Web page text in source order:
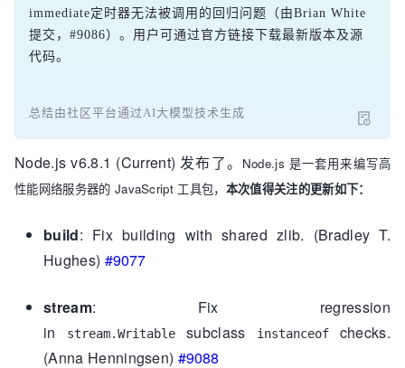
immediate定时器无法被调用的回归问题（由Brian White
提交，#9086）。用户可通过官方链接下载最新版本及源
代码。
总结由社区平台通过AI大模型技术生成
Node.js v6.8.1 (Current) 发布了。
Node.js 是一套用来编写高
性能网络服务器的 JavaScript 工具包， 本次值得关注的更新如下：
build: Fix building with shared zlib. (Bradley T.
Hughes) #9077
stream: Fix regression
in
stream.Writable subclass instanceof
checks.
(Anna Henningsen) #9088